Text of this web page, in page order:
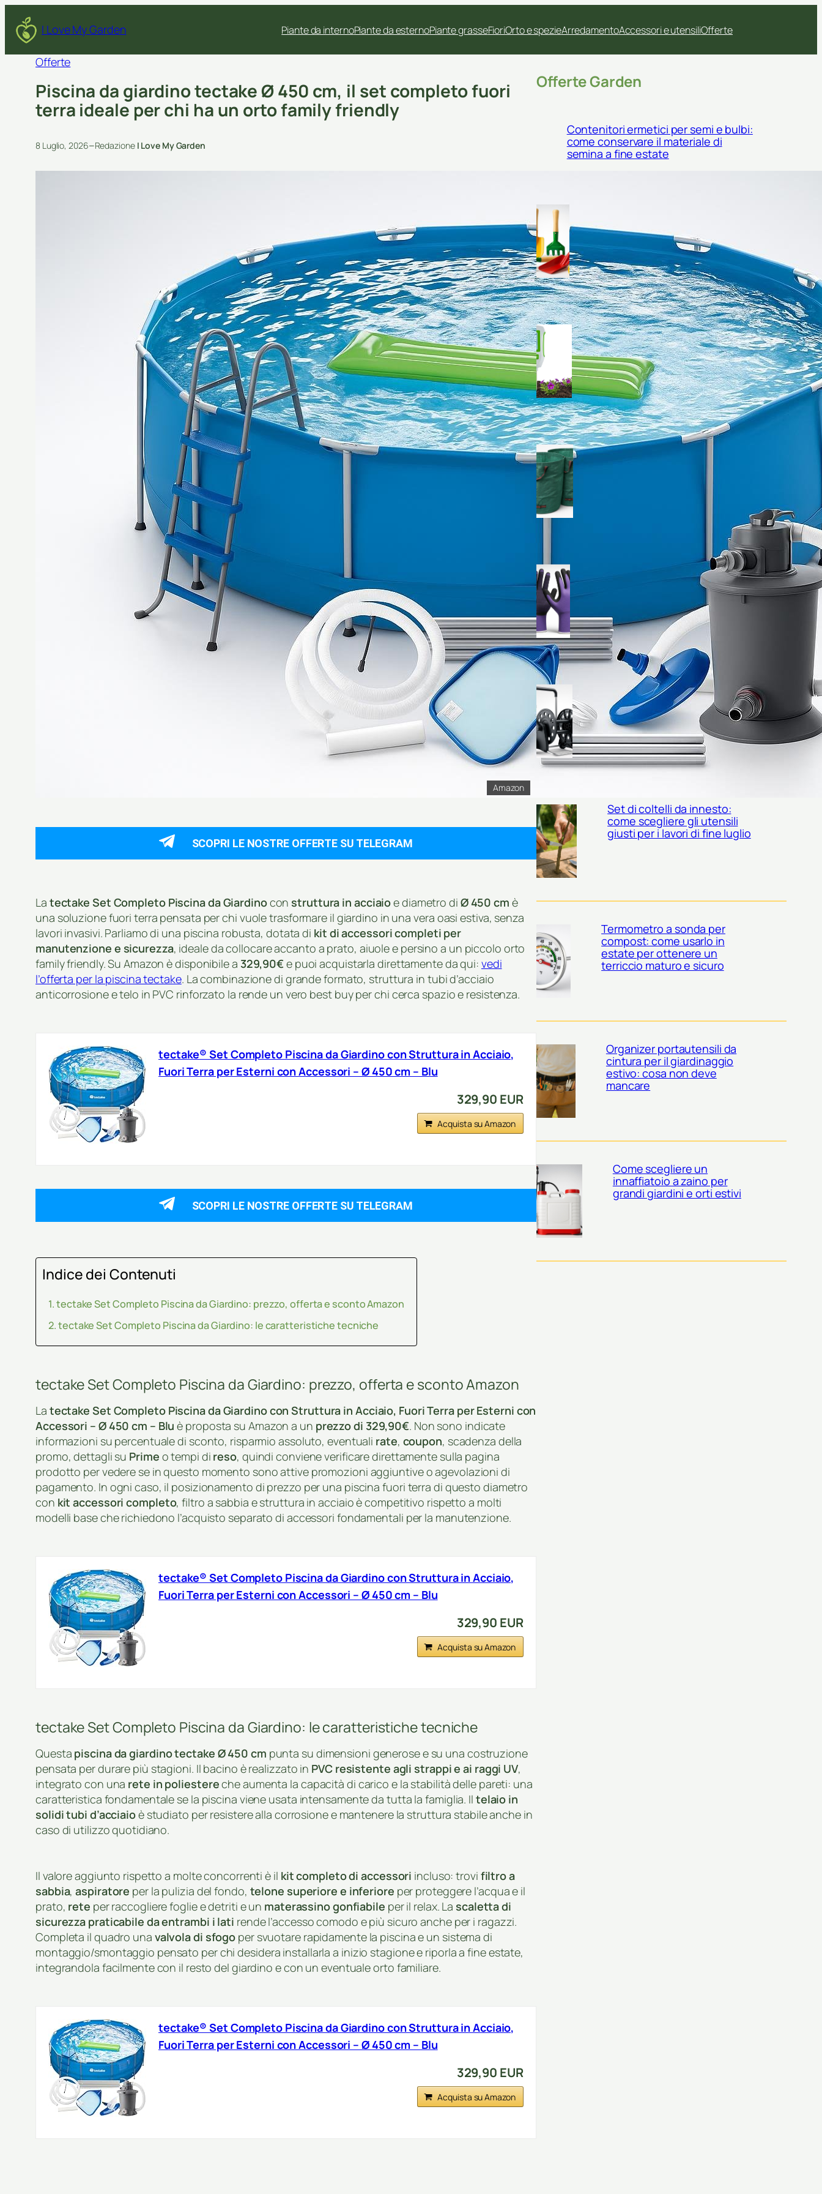
I Love My Garden Piante da internoPiante da esternoPiante grasseFioriOrto e spezieArredamentoAccessori e utensiliOfferte
Offerte
Piscina da giardino tectake Ø 450 cm, il set completo fuori
terra ideale per chi ha un orto family friendly
8 Luglio, 2026–Redazione I Love My Garden
Amazon
SCOPRI LE NOSTRE OFFERTE SU TELEGRAM
La tectake Set Completo Piscina da Giardinocon struttura in acciaioe diametro di Ø 450 cm è
una soluzione fuori terra pensata per chi vuole trasformare il giardino in una vera oasi estiva, senza
lavori invasivi. Parliamo di una piscina robusta, dotata di kit di accessori completi per
manutenzione e sicurezza, ideale da collocare accanto a prato, aiuole e persino a un piccolo orto
family friendly. Su Amazon è disponibile a 329,90€e puoi acquistarla direttamente da qui: vedi
l’offerta per la piscina tectake. La combinazione di grande formato, struttura in tubi d’acciaio
anticorrosione e telo in PVC rinforzato la rende un vero best buy per chi cerca spazio e resistenza.
tectake® Set Completo Piscina da Giardino con Struttura in Acciaio,
Fuori Terra per Esterni con Accessori – Ø 450 cm – Blu
329,90 EUR
Acquista su Amazon
SCOPRI LE NOSTRE OFFERTE SU TELEGRAM
Indice dei Contenuti
tectake Set Completo Piscina da Giardino: prezzo, offerta e sconto Amazon
tectake Set Completo Piscina da Giardino: le caratteristiche tecniche
tectake Set Completo Piscina da Giardino: prezzo, offerta e sconto Amazon
La tectake Set Completo Piscina da Giardino con Struttura in Acciaio, Fuori Terra per Esterni con
Accessori – Ø 450 cm – Blu è proposta su Amazon a un prezzo di 329,90€. Non sono indicate
informazioni su percentuale di sconto, risparmio assoluto, eventuali rate, coupon, scadenza della
promo, dettagli su Prime o tempi di reso, quindi conviene verificare direttamente sulla pagina
prodotto per vedere se in questo momento sono attive promozioni aggiuntive o agevolazioni di
pagamento. In ogni caso, il posizionamento di prezzo per una piscina fuori terra di questo diametro
con kit accessori completo, filtro a sabbia e struttura in acciaio è competitivo rispetto a molti
modelli base che richiedono l’acquisto separato di accessori fondamentali per la manutenzione.
tectake® Set Completo Piscina da Giardino con Struttura in Acciaio,
Fuori Terra per Esterni con Accessori – Ø 450 cm – Blu
329,90 EUR
Acquista su Amazon
tectake Set Completo Piscina da Giardino: le caratteristiche tecniche
Questa piscina da giardino tectake Ø 450 cm punta su dimensioni generose e su una costruzione
pensata per durare più stagioni. Il bacino è realizzato in PVC resistente agli strappi e ai raggi UV,
integrato con una rete in poliestereche aumenta la capacità di carico e la stabilità delle pareti: una
caratteristica fondamentale se la piscina viene usata intensamente da tutta la famiglia. Il telaio in
solidi tubi d’acciaioè studiato per resistere alla corrosione e mantenere la struttura stabile anche in
caso di utilizzo quotidiano.
Il valore aggiunto rispetto a molte concorrenti è il kit completo di accessori incluso: trovi filtro a
sabbia,aspiratore per la pulizia del fondo, telone superiore e inferiore per proteggere l’acqua e il
prato, rete per raccogliere foglie e detriti e un materassino gonfiabile per il relax. La scaletta di
sicurezza praticabile da entrambi i lati rende l’accesso comodo e più sicuro anche per i ragazzi.
Completa il quadro una valvola di sfogo per svuotare rapidamente la piscina e un sistema di
montaggio/smontaggio pensato per chi desidera installarla a inizio stagione e riporla a fine estate,
integrandola facilmente con il resto del giardino e con un eventuale orto familiare.
tectake® Set Completo Piscina da Giardino con Struttura in Acciaio,
Fuori Terra per Esterni con Accessori – Ø 450 cm – Blu
329,90 EUR
Acquista su Amazon
Offerte Garden
Contenitori ermetici per semi e bulbi:
come conservare il materiale di
semina a fine estate
accessori giusti per semi
piccoli e trapianti delicati
Come scegliere un misuratore
portatile di salinità del terreno
per orto e giardino in piena
estate
Sacchi riutilizzabili per sfalci e
foglie: come scegliere le
Guanti da raccolta per frutta di
fine estate: come scegliere il
modello giusto per mele,
Carrelli avvolgitubo verticali o
orizzontali? come scegliere il
modello giusto per il tuo
giardino
Set di coltelli da innesto:
come scegliere gli utensili
giusti per i lavori di fine luglio
Termometro a sonda per
compost: come usarlo in
estate per ottenere un
terriccio maturo e sicuro
Organizer portautensili da
cintura per il giardinaggio
estivo: cosa non deve
mancare
Come scegliere un
innaffiatoio a zaino per
grandi giardini e orti estivi